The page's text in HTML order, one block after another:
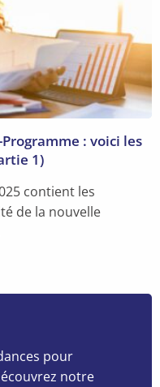
Programme : voici les
1)
contient les
de la nouvelle
pour
notre